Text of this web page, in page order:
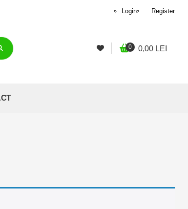
Login Register
0 0,00 LEI